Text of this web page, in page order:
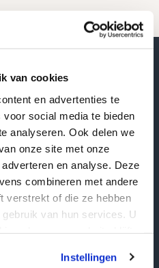
van cookies
en advertenties te
social media te bieden
analyseren. Ook delen we
onze site met onze
en analyse. Deze
combineren met andere
verstrekt of die ze hebben
van hun services. U
Instellingen
bij u in de regio